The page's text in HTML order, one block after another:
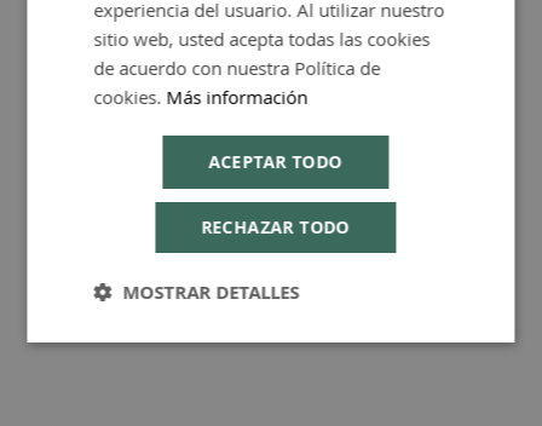
Consejos de Compra Producto
ENGLISH
experiencia del usuario. Al utilizar nuestro
sitio web, usted acepta todas las cookies
de acuerdo con nuestra Política de
cookies. Más información
ACEPTAR TODO
RECHAZAR TODO
MOSTRAR DETALLES